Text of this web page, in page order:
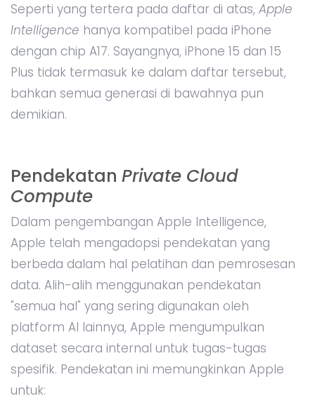
Seperti yang tertera pada daftar di atas, Apple
Intelligence hanya kompatibel pada iPhone
dengan chip A17. Sayangnya, iPhone 15 dan 15
Plus tidak termasuk ke dalam daftar tersebut,
bahkan semua generasi di bawahnya pun
demikian.
Pendekatan Private Cloud
Compute
Dalam pengembangan Apple Intelligence,
Apple telah mengadopsi pendekatan yang
berbeda dalam hal pelatihan dan pemrosesan
data. Alih-alih menggunakan pendekatan
"semua hal" yang sering digunakan oleh
platform AI lainnya, Apple mengumpulkan
dataset secara internal untuk tugas-tugas
spesifik. Pendekatan ini memungkinkan Apple
untuk: